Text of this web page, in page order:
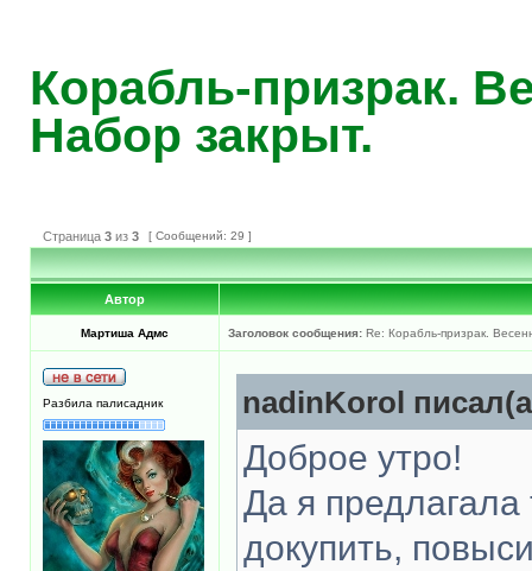
Корабль-призрак.
Набор закрыт.
Страница 3 из 3 [ Сообщений: 29 ]
Автор
Мартиша Адмс Заголовок сообщения: Re: Корабль-призрак.
Разбила палисадник nadinKorol
Доброе утро!
Да я предлагала
докупить,